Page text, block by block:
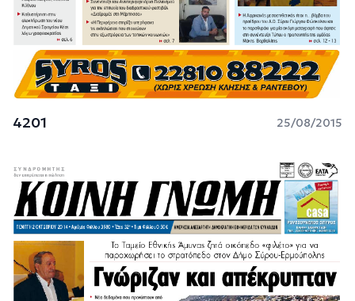
4201 25/08/2015